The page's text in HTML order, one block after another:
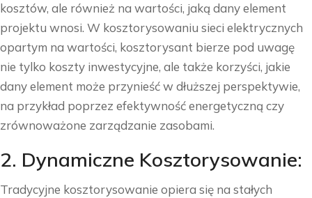
kosztów, ale również na wartości, jaką dany element
projektu wnosi. W kosztorysowaniu sieci elektrycznych
opartym na wartości, kosztorysant bierze pod uwagę
nie tylko koszty inwestycyjne, ale także korzyści, jakie
dany element może przynieść w dłuższej perspektywie,
na przykład poprzez efektywność energetyczną czy
zrównoważone zarządzanie zasobami.
2. Dynamiczne Kosztorysowanie:
Tradycyjne kosztorysowanie opiera się na stałych